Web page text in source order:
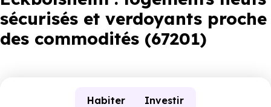
sécurisés et verdoyants proche
des commodités (67201)
Habiter Investir